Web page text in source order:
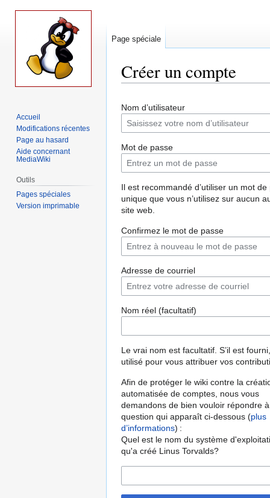
Créer un compte
à
à
Nom d’utilisateur
Mot de passe
Il est recommandé d’utiliser un mot de
unique que vous n’utilisez sur aucun
site web.
Confirmez le mot de passe
Adresse de courriel
Nom réel (facultatif)
Le vrai nom est facultatif. S’il est
utilisé pour vous attribuer vos
Afin de protéger le wiki contre la
automatisée de comptes, nous vous
demandons de bien vouloir répondre
question qui apparaît ci-dessous (plus
d’informations) :
Quel est le nom du système
qu'a créé Linus Torvalds?
Page spéciale
Accueil
Modifications récentes
Page au hasard
Aide concernant
MediaWiki
Outils
Pages spéciales
Version imprimable